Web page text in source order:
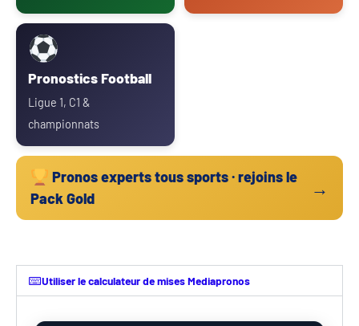
Pronostics Football
Ligue 1, C1 &
championnats
Pronos experts tous sports · rejoins le
Pack Gold
→
Utiliser le calculateur de mises Mediapronos